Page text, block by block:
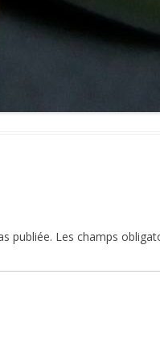
publiée. Les champs